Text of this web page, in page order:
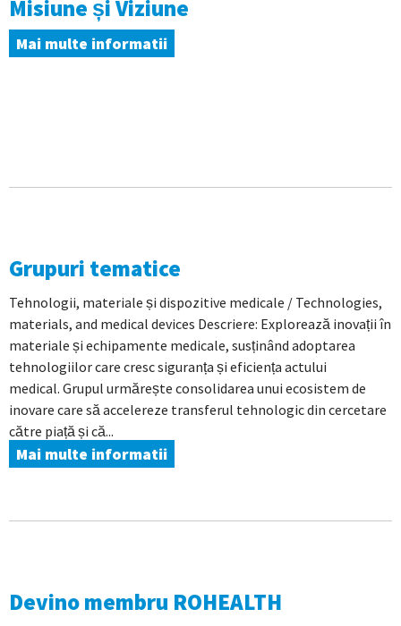
Misiune și Viziune
Mai multe informatii
Grupuri tematice
Tehnologii, materiale și dispozitive medicale / Technologies,
materials, and medical devices Descriere: Explorează inovații în
materiale și echipamente medicale, susținând adoptarea
tehnologiilor care cresc siguranța și eficiența actului
medical. Grupul urmărește consolidarea unui ecosistem de
inovare care să accelereze transferul tehnologic din cercetare
către piață și că...
Mai multe informatii
Devino membru ROHEALTH